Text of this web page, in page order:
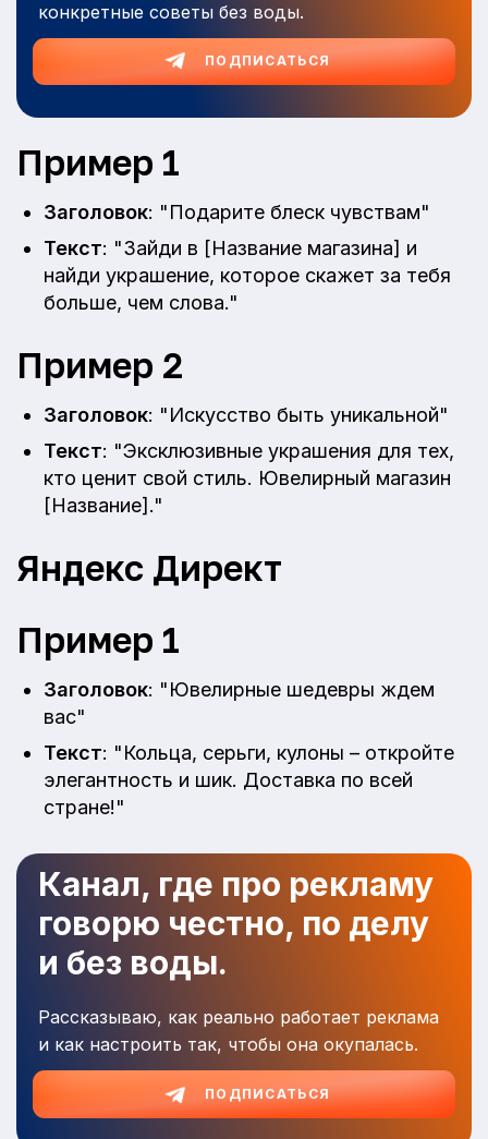
конкретные советы без воды.
ПОДПИСАТЬСЯ
Пример 1
Заголовок: "Подарите блеск чувствам"
Текст: "Зайди в [Название магазина] и
найди украшение, которое скажет за тебя
больше, чем слова."
Пример 2
Заголовок: "Искусство быть уникальной"
Текст: "Эксклюзивные украшения для тех,
кто ценит свой стиль. Ювелирный магазин
[Название]."
Яндекс Директ
Пример 1
Заголовок: "Ювелирные шедевры ждем
вас"
Текст: "Кольца, серьги, кулоны – откройте
элегантность и шик. Доставка по всей
стране!"
Канал, где про рекламу
говорю честно, по делу
и без воды.
Рассказываю, как реально работает реклама
и как настроить так, чтобы она окупалась.
ПОДПИСАТЬСЯ